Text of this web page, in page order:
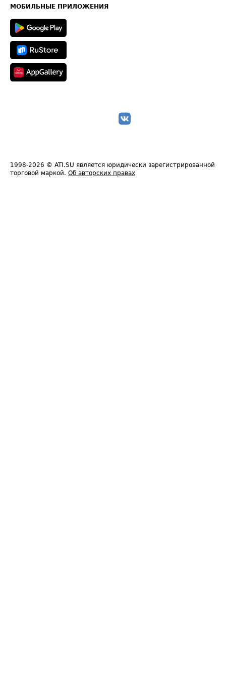
Техническая информация
МОБИЛЬНЫЕ ПРИЛОЖЕНИЯ
1998-2026 © ATI.SU является юридически зарегистрированной
торговой маркой. Об авторских правах